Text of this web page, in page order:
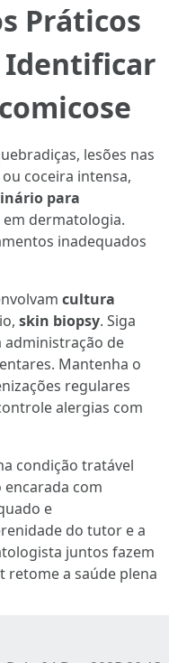
Práticos
Identificar
lesões nas
coceira intensa,
para
em dermatologia.
inadequados
cultura
skin biopsy. Siga
administração de
Mantenha o
regulares
alergias com
condição tratável
encarada com
e
do tutor e a
juntos fazem
retome a saúde plena